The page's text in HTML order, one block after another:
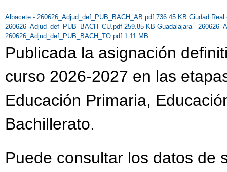
Albacete - 260626_Adjud_def_PUB_BACH_AB.pdf 736.45 KB Ciudad
260626_Adjud_def_PUB_BACH_CU.pdf 259.85 KB Guadalajara -
260626_Adjud_def_PUB_BACH_TO.pdf 1.11 MB
Publicada la asignación
curso 2026-2027 en las
Educación Primaria,
Bachillerato.
Puede consultar los datos de